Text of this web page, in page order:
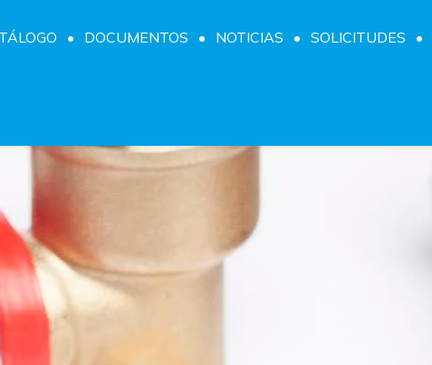
DOCUMENTOS NOTICIAS SOLICITUDES